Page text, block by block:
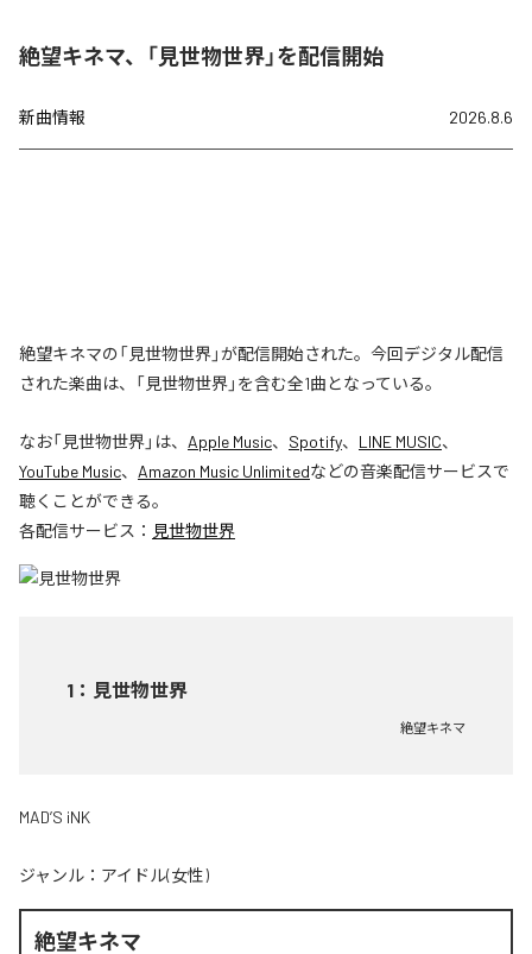
絶望キネマ、「見世物世界」を配信開始
新曲情報 2026.8.6
絶望キネマの「見世物世界」が配信開始された。今回デジタル配信
された楽曲は、「見世物世界」を含む全1曲となっている。
なお「見世物世界」は、 Apple Music、 Spotify、 LINE MUSIC、
YouTube Music、 Amazon Music Unlimitedなどの音楽配信サービスで
聴くことができる。
各配信サービス： 見世物世界
1 ： 見世物世界
絶望キネマ
MAD’S iNK
ジャンル： アイドル(女性)
絶望キネマ